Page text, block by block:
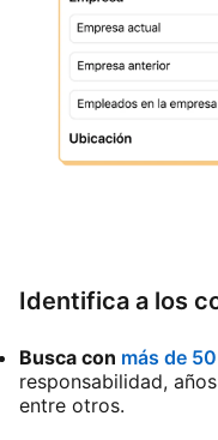
Identifica a los
Busca con más de
responsabilidad,
entre otros.